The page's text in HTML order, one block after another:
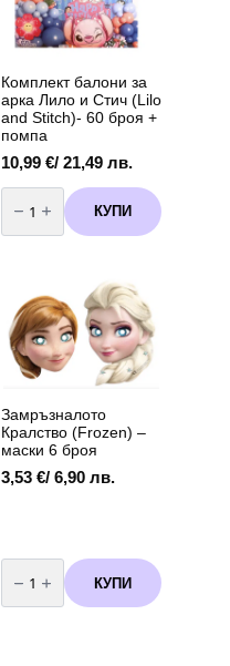
Комплект балони за
арка Лило и Стич (Lilo
and Stitch)- 60 броя +
помпа
10,99 €/ 21,49 лв.
количество
за
Комплект
балони
Стич
(Lilo
and
Stitch)-
60
броя
помпа
КУПИ
Замръзналото
Кралство (Frozen) –
маски 6 броя
3,53 €/ 6,90 лв.
количество
за
Замръзналото
Кралство
КУПИ